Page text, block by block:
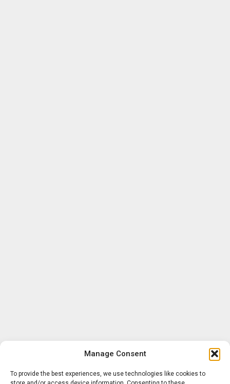
Manage Consent
To provide the best experiences, we use technologies like cookies to